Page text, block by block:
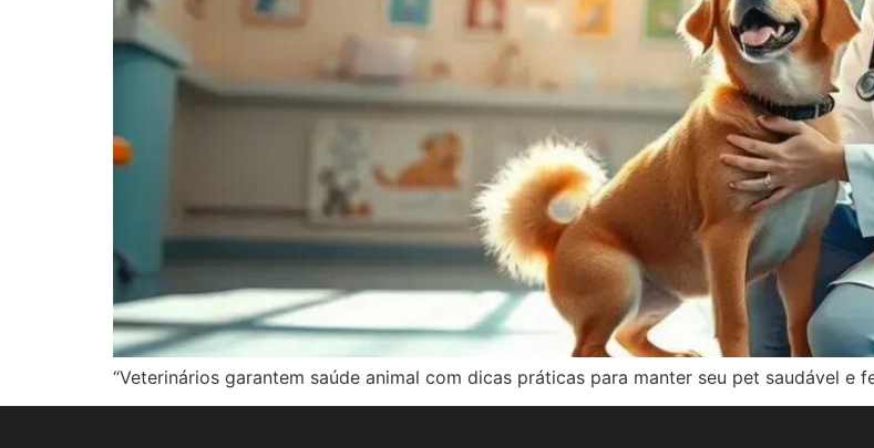
“Veterinários garantem saúde animal com dicas práticas para manter seu pet saudável e